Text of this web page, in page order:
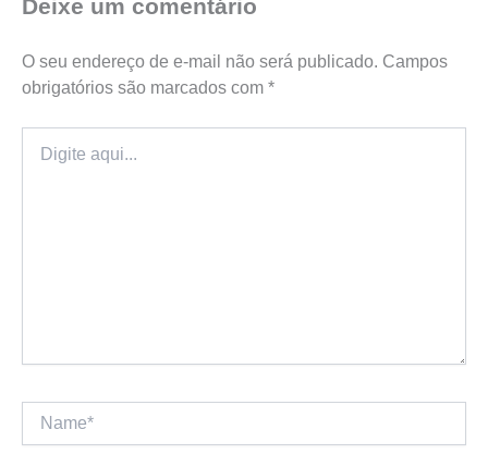
Deixe um comentário
O seu endereço de e-mail não será publicado. Campos
obrigatórios são marcados com *
aqui...